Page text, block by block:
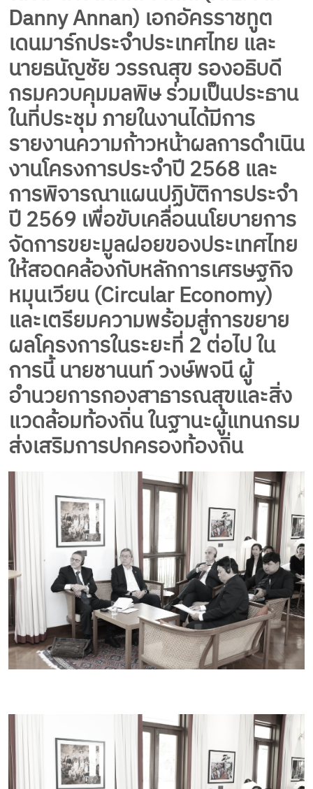
Danny Annan) เอกอัครราชทูต
เดนมาร์กประจำประเทศไทย และ
นายธนัญชัย วรรณสุข รองอธิบดี
กรมควบคุมมลพิษ ร่วมเป็นประธาน
ในที่ประชุม ภายในงานได้มีการ
รายงานความก้าวหน้าผลการดำเนิน
งานโครงการประจำปี 2568 และ
การพิจารณาแผนปฏิบัติการประจำ
ปี 2569 เพื่อขับเคลื่อนนโยบายการ
จัดการขยะมูลฝอยของประเทศไทย
ให้สอดคล้องกับหลักการเศรษฐกิจ
หมุนเวียน (Circular Economy)
และเตรียมความพร้อมสู่การขยาย
ผลโครงการในระยะที่ 2 ต่อไป ใน
การนี้ นายชานนท์ วงษ์พจนี ผู้
อำนวยการกองสาธารณสุขและสิ่ง
แวดล้อมท้องถิ่น ในฐานะผู้แทนกรม
ส่งเสริมการปกครองท้องถิ่น